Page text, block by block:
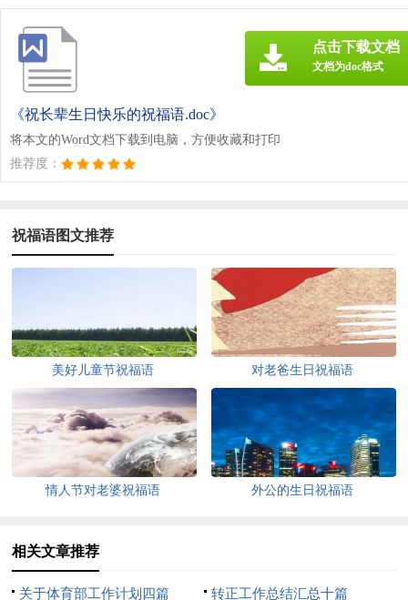
《祝长辈生日快乐的祝福语.doc》
将本文的Word文档下载到电脑，方便收藏和打印
推荐度：
点击下载文档
文档为doc格式
祝福语图文推荐
美好儿童节祝福语 对老爸生日祝福语
情人节对老婆祝福语 外公的生日祝福语
相关文章推荐
关于体育部工作计划四篇 转正工作总结汇总十篇